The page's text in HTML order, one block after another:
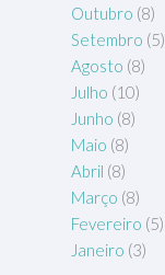
Outubro (8)
Setembro (5)
Agosto (8)
Julho (10)
Junho (8)
Maio (8)
Abril (8)
Março (8)
Fevereiro (5)
Janeiro (3)